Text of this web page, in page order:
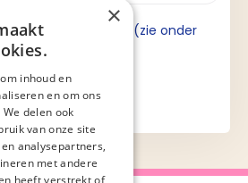
privacyverklaring (zie onder
×
inhoud en
en om ons
delen ook
van onze site
analysepartners,
met andere
heeft verstrekt of